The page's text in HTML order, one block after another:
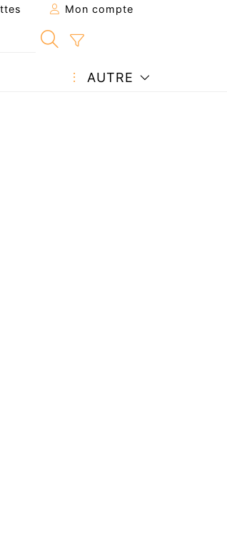
Mon compte
AUTRE
ami à l'auteur
photo de cette